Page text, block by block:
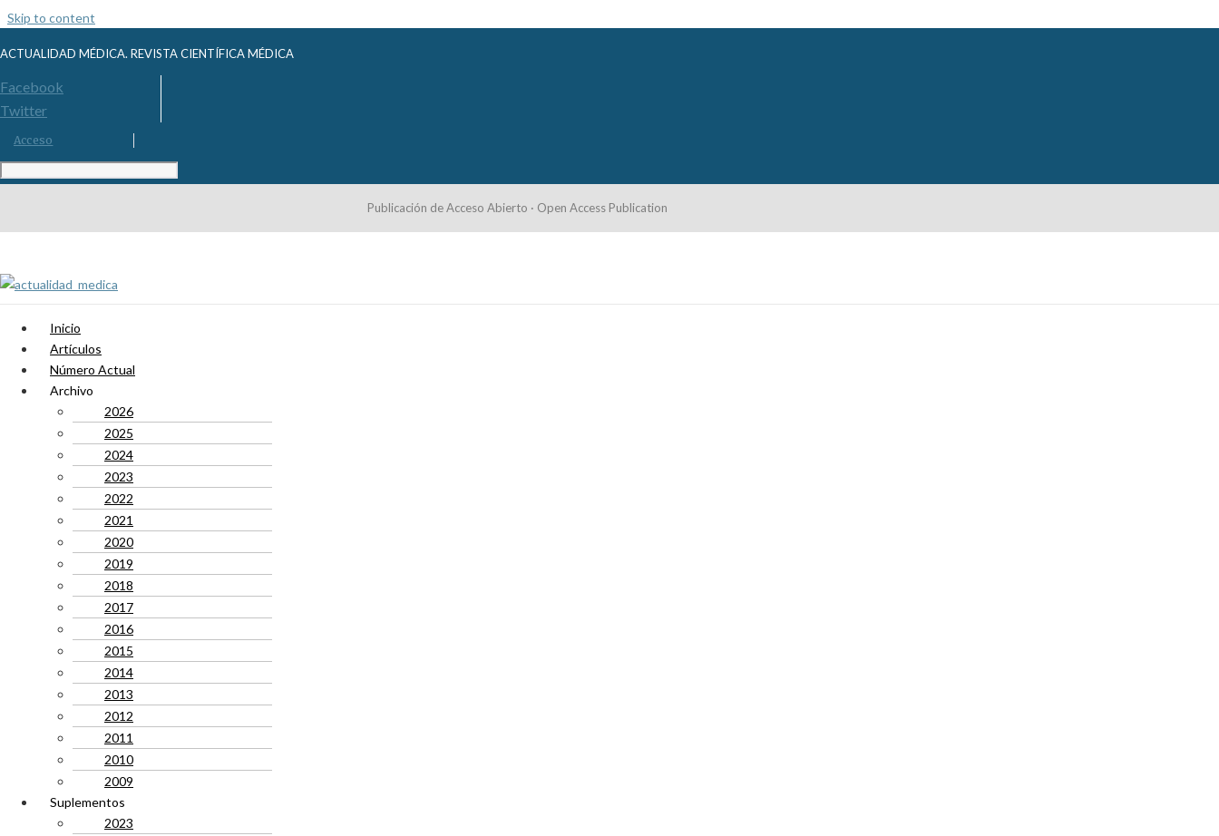
Skip to content
ACTUALIDAD MÉDICA. REVISTA CIENTÍFICA MÉDICA
Facebook
Twitter
Acceso
Publicación de Acceso Abierto · Open Access Publication
Inicio
Artículos
Número Actual
Archivo
2026
2025
2024
2023
2022
2021
2020
2019
2018
2017
2016
2015
2014
2013
2012
2011
2010
2009
Suplementos
2023